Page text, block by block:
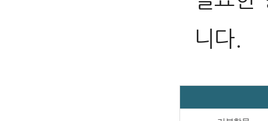
니다.